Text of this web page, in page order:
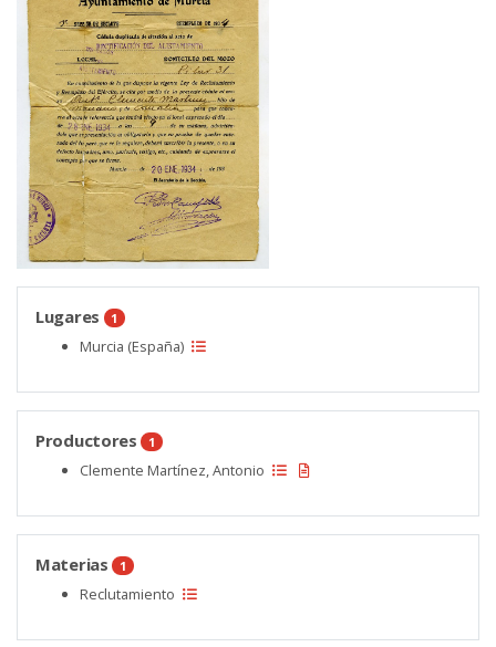
Lugares 1
Murcia (España)
Productores 1
Clemente Martínez, Antonio
Materias 1
Reclutamiento